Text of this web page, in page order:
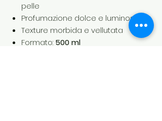
pelle
Profumazione dolce e luminosa
Texture morbida e vellutata
Formato: 500 ml